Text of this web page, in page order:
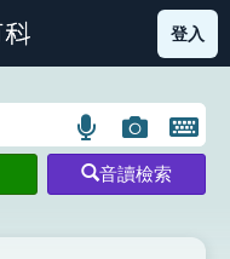
部首索引表圖示
登入
語
言
搜
圖
片
搜
開
鍵
圖
音讀檢索